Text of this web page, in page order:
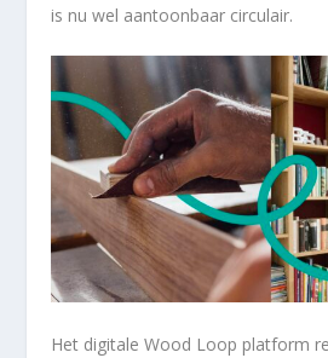
is nu wel aantoonbaar circulair.
Het digitale Wood Loop platform